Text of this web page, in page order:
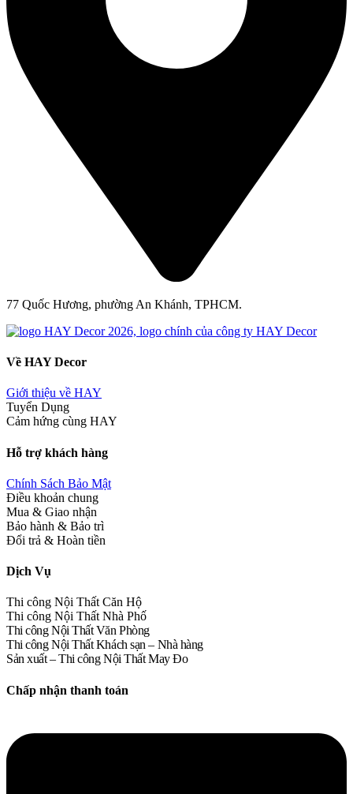
77 Quốc Hương, phường An Khánh, TPHCM.
Về HAY Decor
Giới thiệu về HAY
Tuyển Dụng
Cảm hứng cùng HAY
Hỗ trợ khách hàng
Chính Sách Bảo Mật
Điều khoản chung
Mua & Giao nhận
Bảo hành & Bảo trì
Đổi trả & Hoàn tiền
Dịch Vụ
Thi công Nội Thất Căn Hộ
Thi công Nội Thất Nhà Phố
Thi công Nội Thất Văn Phòng
Thi công Nội Thất Khách sạn – Nhà hàng
Sản xuất – Thi công Nội Thất May Đo
Chấp nhận thanh toán